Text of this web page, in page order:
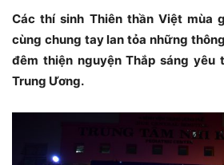
Các thí sinh Thiên thần Việt mùa
cùng chung tay lan tỏa những
đêm thiện nguyện Thắp sáng yêu
Trung Ương.